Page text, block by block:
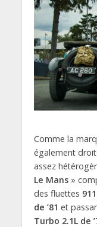
Comme la
également
assez
Le Mans»
des fluettes
de ’81 et
Turbo 2.1L de